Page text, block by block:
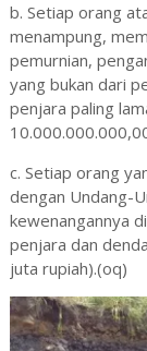
b. Setiap orang
menampung,
pemurnian,
yang bukan dari
penjara paling
c. Setiap orang
dengan Undang-
kewenangannya
penjara dan
juta rupiah).(oq)